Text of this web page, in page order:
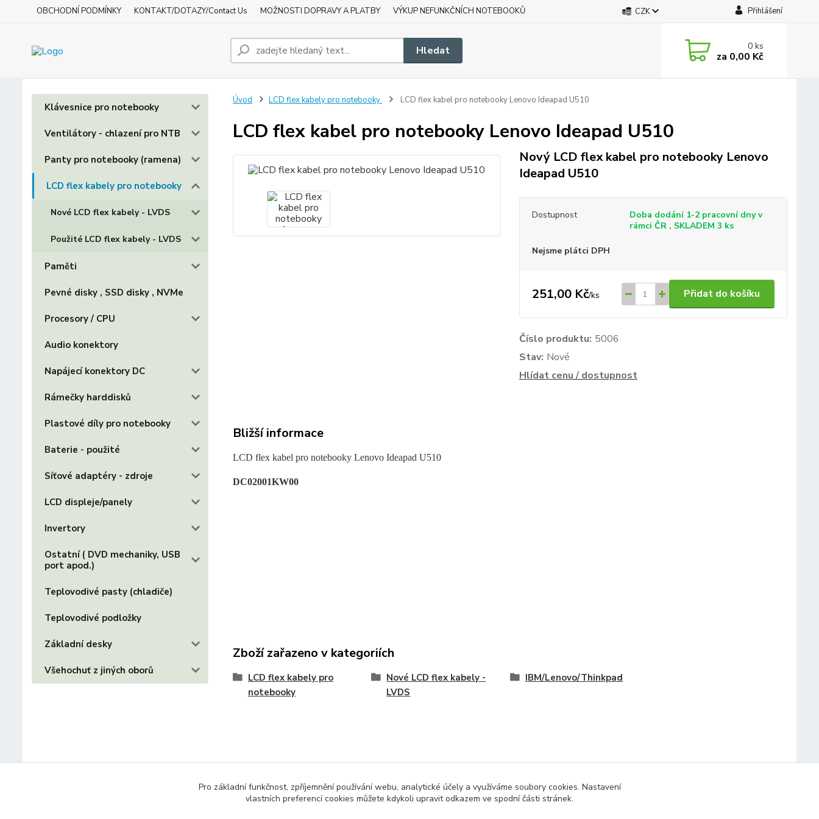
OBCHODNÍ PODMÍNKY KONTAKT/DOTAZY/Contact Us MOŽNOSTI DOPRAVY A PLATBY VÝKUP NEFUNKČNÍCH NOTEBOOKŮ CZK Přihlášení
Hledat 0ks
za 0,00 Kč
Klávesnice pro notebooky
Ventilátory - chlazení pro NTB
Panty pro notebooky (ramena)
LCD flex kabely pro notebooky
Nové LCD flex kabely - LVDS
Použité LCD flex kabely - LVDS
Paměti
Pevné disky , SSD disky , NVMe
Procesory / CPU
Audio konektory
Napájecí konektory DC
Rámečky harddisků
Plastové díly pro notebooky
Baterie - použité
Síťové adaptéry - zdroje
LCD displeje/panely
Invertory
Ostatní ( DVD mechaniky, USB
port apod.)
Teplovodivé pasty (chladiče)
Teplovodivé podložky
Základní desky
Všehochuť z jiných oborů
Úvod LCD flex kabely pro notebooky LCD flex kabel pro notebooky Lenovo Ideapad U510
LCD flex kabel pro notebooky Lenovo Ideapad U510
Nový LCD flex kabel pro notebooky Lenovo
Ideapad U510
Dostupnost
Doba dodání 1-2 pracovní dny v
rámci ČR , SKLADEM 3 ks
Nejsme plátci DPH
251,00 Kč/ks Přidat do košíku
Číslo produktu: 5006
Stav: Nové
Hlídat cenu / dostupnost
Bližší informace
LCD flex kabel pro notebooky Lenovo Ideapad U510
DC02001KW00
Zboží zařazeno v kategoriích
LCD flex kabely pro
notebooky
Nové LCD flex kabely -
LVDS
IBM/Lenovo/Thinkpad
Pro základní funkčnost, zpříjemnění používání webu, analytické účely a využíváme soubory cookies. Nastavení
vlastních preferencí cookies můžete kdykoli upravit odkazem ve spodní části stránek.